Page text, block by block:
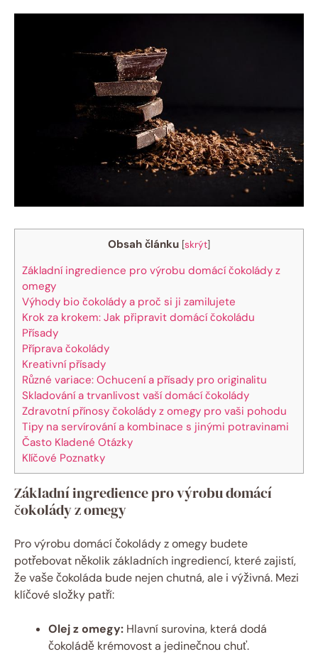
Obsah článku [skrýt]
Základní ingredience pro výrobu domácí čokolády z
omegy
Výhody bio čokolády a proč si ji zamilujete
Krok za krokem: Jak připravit domácí čokoládu
Přísady
Příprava čokolády
Kreativní přísady
Různé variace: Ochucení a přísady pro originalitu
Skladování a trvanlivost vaší domácí čokolády
Zdravotní přínosy čokolády z omegy pro vaši pohodu
Tipy na servírování a kombinace s jinými potravinami
Často Kladené Otázky
Klíčové Poznatky
Základní ingredience pro výrobu domácí
čokolády z omegy
Pro výrobu domácí čokolády z omegy budete
potřebovat několik základních ingrediencí, které zajistí,
že vaše čokoláda bude nejen chutná, ale i výživná. Mezi
klíčové složky patří:
Olej z omegy: Hlavní surovina, která dodá
čokoládě krémovost a jedinečnou chuť.